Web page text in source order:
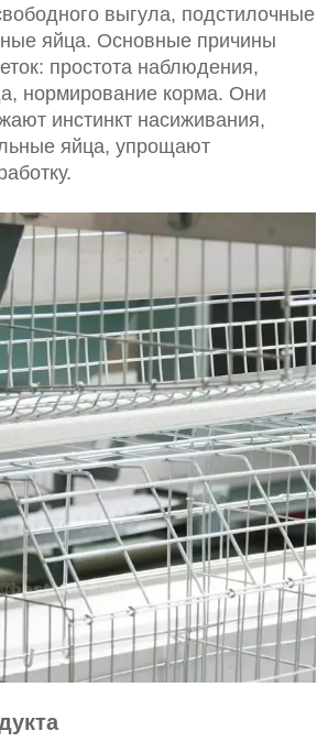
выгула, подстилочные
яйца. Основные причины
простота наблюдения,
нормирование корма. Они
инстинкт насиживания,
яйца, упрощают